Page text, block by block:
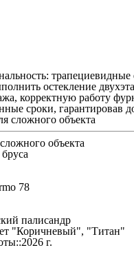
трапециевидные
остекление
корректную работу
сроки, гарантировав
объекта
78
палисандр
"Коричневый", "Титан"
2026 г.